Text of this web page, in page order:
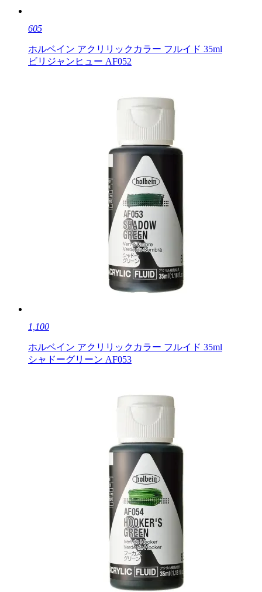
605
ホルベイン アクリリックカラー フルイド 35ml
ビリジャンヒュー AF052
1,100
ホルベイン アクリリックカラー フルイド 35ml
シャドーグリーン AF053